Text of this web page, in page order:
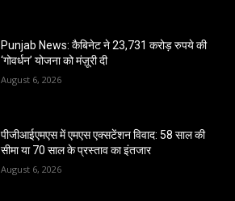
Punjab News: कैबिनेट ने 23,731 करोड़ रुपये की
‘गोवर्धन’ योजना को मंज़ूरी दी
August 6, 2026
पीजीआईएमएस में एमएस एक्सटेंशन विवाद: 58 साल की
सीमा या 70 साल के प्रस्ताव का इंतजार
August 6, 2026